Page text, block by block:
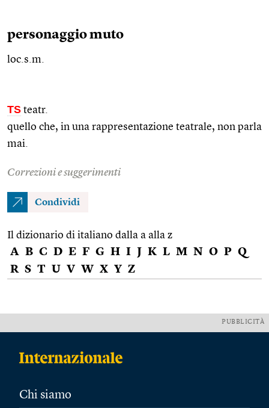
personaggio muto
loc.s.m.
TS teatr.
quello che, in una rappresentazione teatrale, non parla
mai.
Correzioni e suggerimenti
Condividi
Il dizionario di italiano dalla a alla z
A B C D E F G H I J K L M N O P Q
R S T U V W X Y Z
PUBBLICITÀ
Chi siamo